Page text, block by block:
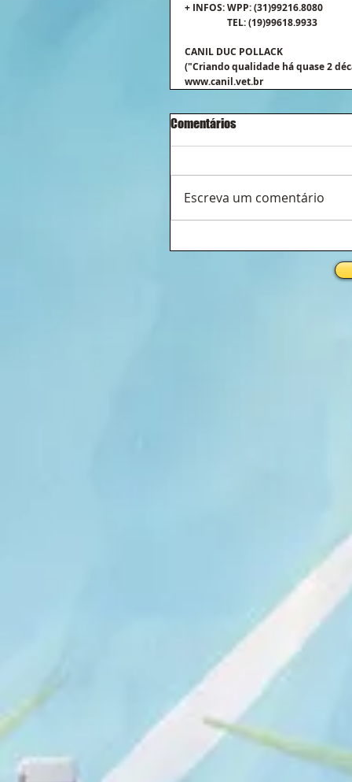
+ INFOS: WPP: (31)99216.8080
                  TEL: (19)99618.9933
CANIL DUC POLLACK
("Criando qualidade há quase 2
www.canil.vet.br
Comentários
Escreva um comentário